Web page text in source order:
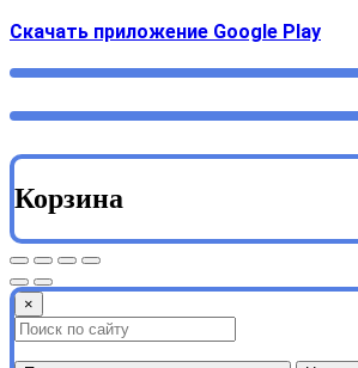
Cкачать приложение Google Play
Корзина
×